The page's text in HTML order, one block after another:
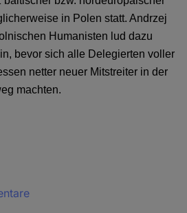
in Polen statt. Andrzej
Humanisten lud dazu
bevor sich alle Delegierten voller
netter neuer Mitstreiter in der
machten.